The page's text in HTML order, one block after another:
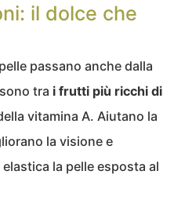
il dolce che
passano anche dalla
tra i frutti più ricchi di
vitamina A. Aiutano la
la visione e
la pelle esposta al